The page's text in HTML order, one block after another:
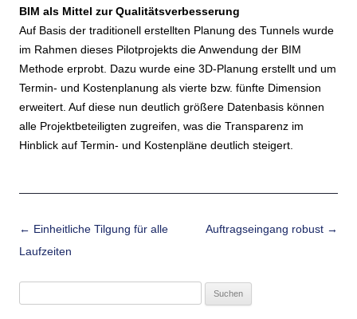
BIM als Mittel zur Qualitätsverbesserung
Auf Basis der traditionell erstellten Planung des Tunnels wurde
im Rahmen dieses Pilotprojekts die Anwendung der BIM
Methode erprobt. Dazu wurde eine 3D-Planung erstellt und um
Termin- und Kostenplanung als vierte bzw. fünfte Dimension
erweitert. Auf diese nun deutlich größere Datenbasis können
alle Projektbeteiligten zugreifen, was die Transparenz im
Hinblick auf Termin- und Kostenpläne deutlich steigert.
Beitrags-Navigation
← Einheitliche Tilgung für alle
Laufzeiten
Auftragseingang robust →